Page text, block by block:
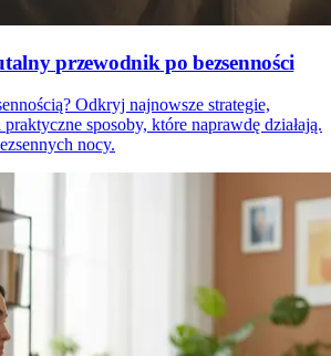
przewodnik po bezsenności
Odkryj najnowsze strategie,
sposoby, które naprawdę działają.
nocy.